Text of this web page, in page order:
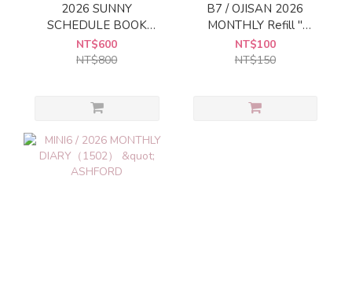
2026 SUNNY
SCHEDULE BOOK
Monthly Standard Cover
[Silver]
NT$600
NT$800
B7 / OJISAN 2026
MONTHLY Refill "
MIDORI
NT$100
NT$150